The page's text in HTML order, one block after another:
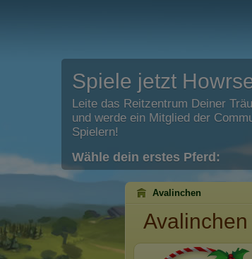
Spiele jetzt
Leite das Reitzentrum Deiner
und werde ein Mitglied der
Spielern!
Wähle dein erstes Pferd:
Avalinchen
Avalinchen